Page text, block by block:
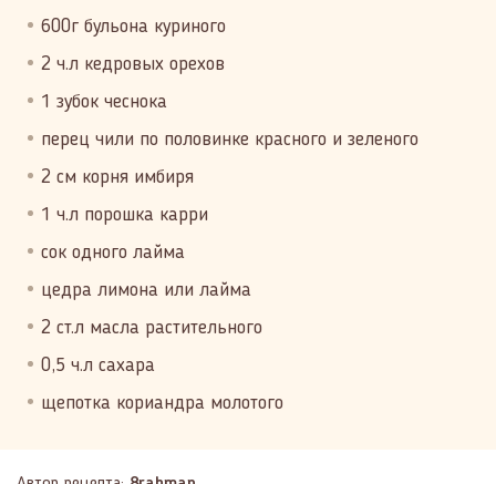
600г бульона куриного
2 ч.л кедровых орехов
1 зубок чеснока
перец чили по половинке красного и зеленого
2 см корня имбиря
1 ч.л порошка карри
сок одного лайма
цедра лимона или лайма
2 ст.л масла растительного
0,5 ч.л сахара
щепотка кориандра молотого